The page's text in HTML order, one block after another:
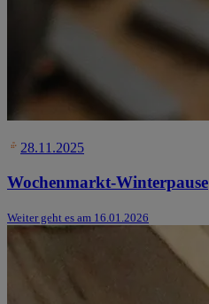
28.11.2025
Wochenmarkt-Winterpause
Weiter geht es am 16.01.2026